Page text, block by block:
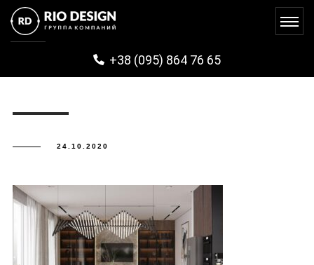
+38 (095) 864 76 65
PHOTO_2020-10-07_14-31-42
24.10.2020